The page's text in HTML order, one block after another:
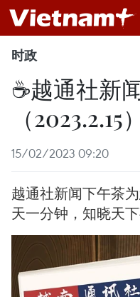
时政
☕越通社新
（2023.2.15）
15/02/2023 09:20
越通社新闻下午茶
天一分钟，知晓天下